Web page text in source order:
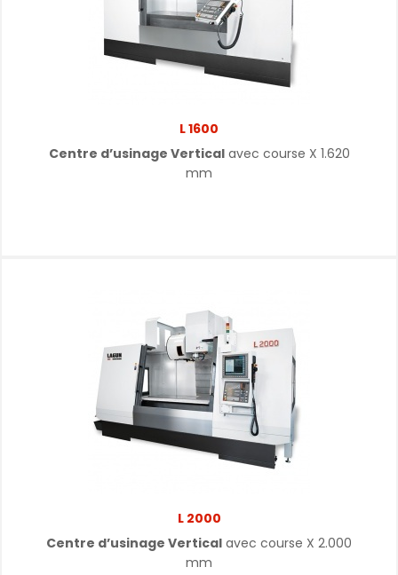
L 1600
Centre d’usinage Verticalavec course X 1.620
mm
L 2000
Centre d’usinage Vertical avec course X 2.000
mm